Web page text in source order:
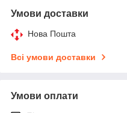
Умови доставки
Нова Пошта
Всі умови доставки
Умови оплати